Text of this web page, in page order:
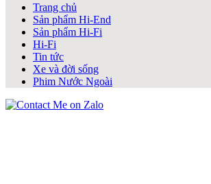
Trang chủ
Sản phẩm Hi-End
Sản phẩm Hi-Fi
Hi-Fi
Tin tức
Xe và đời sống
Phim Nước Ngoài